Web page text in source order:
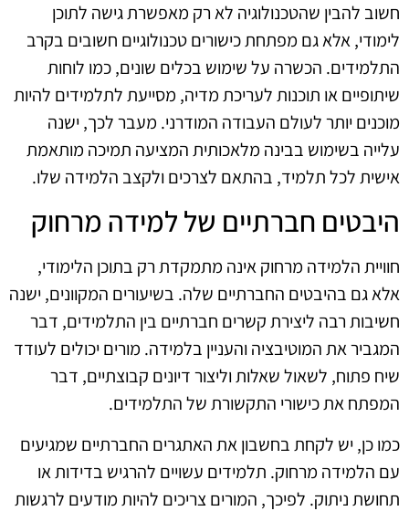
חשוב להבין שהטכנולוגיה לא רק מאפשרת גישה לתוכן
לימודי, אלא גם מפתחת כישורים טכנולוגיים חשובים בקרב
התלמידים. הכשרה על שימוש בכלים שונים, כמו לוחות
שיתופיים או תוכנות לעריכת מדיה, מסייעת לתלמידים להיות
מוכנים יותר לעולם העבודה המודרני. מעבר לכך, ישנה
עלייה בשימוש בבינה מלאכותית המציעה תמיכה מותאמת
אישית לכל תלמיד, בהתאם לצרכים ולקצב הלמידה שלו.
היבטים חברתיים של למידה מרחוק
חוויית הלמידה מרחוק אינה מתמקדת רק בתוכן הלימודי,
אלא גם בהיבטים החברתיים שלה. בשיעורים המקוונים, ישנה
חשיבות רבה ליצירת קשרים חברתיים בין התלמידים, דבר
המגביר את המוטיבציה והעניין בלמידה. מורים יכולים לעודד
שיח פתוח, לשאול שאלות וליצור דיונים קבוצתיים, דבר
המפתח את כישורי התקשורת של התלמידים.
כמו כן, יש לקחת בחשבון את האתגרים החברתיים שמגיעים
עם הלמידה מרחוק. תלמידים עשויים להרגיש בדידות או
תחושת ניתוק. לפיכך, המורים צריכים להיות מודעים לרגשות